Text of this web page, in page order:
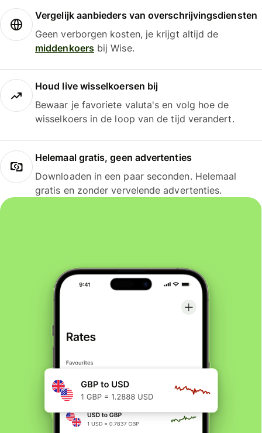
Vergelijk aanbieders van overschrijvingsdiensten
Geen verborgen kosten, je krijgt altijd de
middenkoersbij Wise.
Houd live wisselkoersen bij
Bewaar je favoriete valuta's en volg hoe de
wisselkoers in de loop van de tijd verandert.
Helemaal gratis, geen advertenties
Downloaden in een paar seconden. Helemaal
gratis en zonder vervelende advertenties.